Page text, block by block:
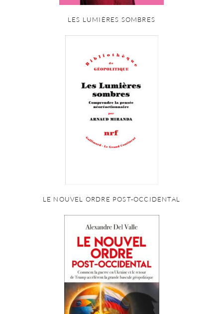
LES LUMIÈRES SOMBRES
LE NOUVEL ORDRE POST-OCCIDENTAL